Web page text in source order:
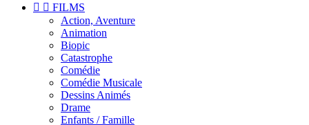
  FILMS
Action, Aventure
Animation
Biopic
Catastrophe
Comédie
Comédie Musicale
Dessins Animés
Drame
Enfants / Famille